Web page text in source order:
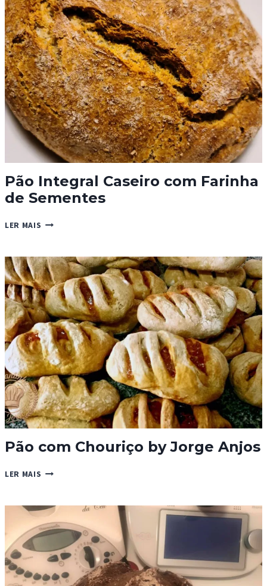
ALMOÇO
Pão Integral Caseiro com Farinha
de Sementes
LER MAIS PÃO
COM
FARINHA
DE
SEMENTES
Pão com Chouriço by Jorge Anjos
LER MAIS PÃO
BY
JORGE
ANJOS